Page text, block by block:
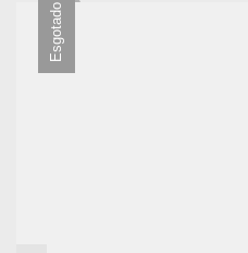
Esgotado